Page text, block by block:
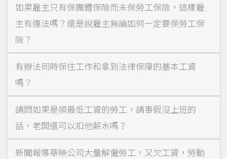
如果雇主只有保團體保險而未保勞工保險，這樣雇
主有違法嗎？還是說雇主無論如何一定要保勞工保
險？
有辦法同時保住工作和拿到法律保障的基本工資
嗎？
請問如果是領最低工資的勞工，請事假沒上班的
話，老闆還可以扣他薪水嗎？
新聞報導華映公司大量解僱勞工，又欠工資，勞動